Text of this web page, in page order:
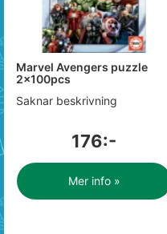
Marvel Avengers puzzle
2x100pcs
Saknar beskrivning
176:-
Mer info »